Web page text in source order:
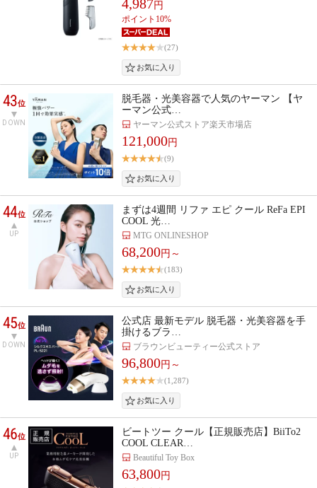
4,987円
ポイント10%
(27)
43位
DOWN
脱毛器・光美容器で人気のヤーマン 【ヤ
ーマン公式…
ヤーマン公式ストア楽天市場店
121,000円
(9)
44位
UP
まずは4週間 リファ エピ クール ReFa EPI
COOL 光…
MTG ONLINESHOP
68,200円～
(183)
45位
DOWN
公式店 最新モデル 脱毛器・光美容器を手
掛けるブラ…
ブラウンビューティー公式ストア
96,800円～
(1,287)
46位
UP
ビートツー クール【正規販売店】BiiTo2
COOL CLEAR…
Beautiful Toy Box
63,800円